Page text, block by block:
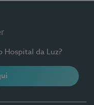
Hospital da Luz?